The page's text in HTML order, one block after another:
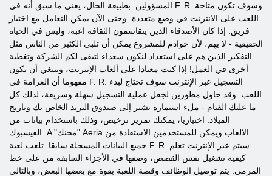
المسؤولين. بطبيعة الحال، يعني ما سبق أنه في F. R. وسوف تكون متاحة
اللعب على الانترنت في وضع متعددة. وحتى الآن يمكن التعامل مع اختيار
فريق. إذا كان الأصدقاء الذين يتقاسمون الثقافة اعبة، وليس في الحياة
الحقيقية - لا يهم، لأن خوادم للمشروع يمكن أن تلبي الكثير من الناس مثل
التفكير الذين هم على استعداد لنكون سعداء لتبقى لكم الشركة وتغطية
أخرى في العمل! إذا كنت معتادا على ألعاب الإنترنت، وينبغي أن يكون
مفهوما أن الغرامة في F. R. التسجيل عبر الإنترنت سوف تحتاج لبدء
اللعب. وقد حاول مطورين لجعل عملية التسجيل سهلة وسريعة، لذلك كل
ما عليك القيام - ملء استمارة تشير إلى صندوق البريد الخاص بك وتاريخ
الميلاد. اختياريا، يمكنك تمرير ترخيص، وذلك باستخدام بيانات من
الفيسبوك. A "محنك" Aeria الالعاب ويمكن للمستخدمين الاستفادة من
جميع البيانات المسجلة سابقا. تلعب لعبة F. R. سيتم عبر الإنترنت تعلم
كيفية تشغيل نفس القصص، وصفها في الأجزاء السابقة من على خط
المرمى. يتم توصيل الوظائف وقصة اللعبة بقوة مع بعضها البعض، وبالتالي